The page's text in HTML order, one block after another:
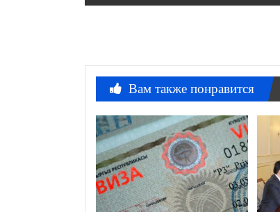
Вам также понравится